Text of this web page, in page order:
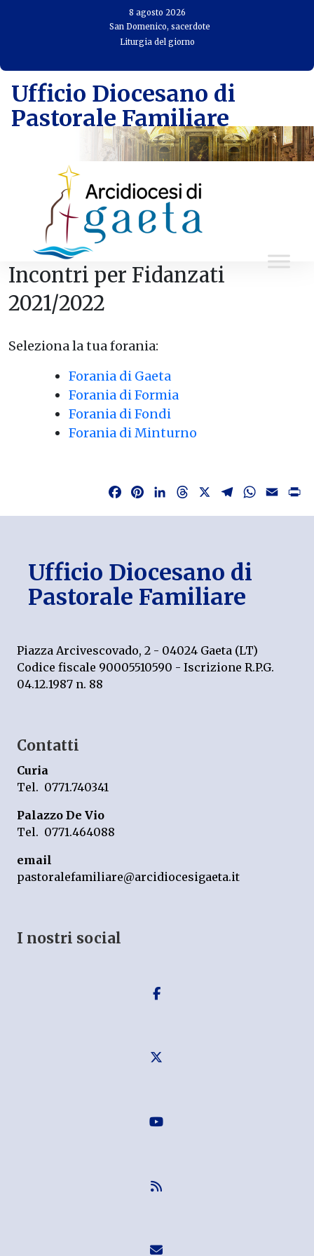
8 agosto 2026
San Domenico, sacerdote
Liturgia del giorno
Ufficio Diocesano di
Pastorale Familiare
Incontri per Fidanzati
2021/2022
Seleziona la tua forania:
Forania di Gaeta
Forania di Formia
Forania di Fondi
Forania di Minturno
FacebookPinterestLinkedInThreads TelegramEmail
Ufficio Diocesano di
Pastorale Familiare
Piazza Arcivescovado, 2 - 04024 Gaeta (LT)
Codice fiscale 90005510590 - Iscrizione R.P.G.
04.12.1987 n. 88
Contatti
Curia
Tel. 0771.740341
Palazzo De Vio
Tel. 0771.464088
email
pastoralefamiliare@arcidiocesigaeta.it
I nostri social